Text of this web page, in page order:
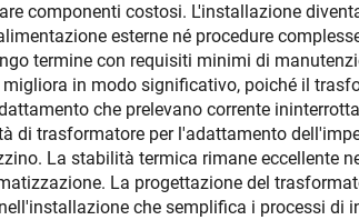
componenti costosi. L'installazione
esterne né procedure
termine con requisiti minimi di
in modo significativo, poiché il
che prelevano corrente
di trasformatore per l'adattamento
La stabilità termica rimane eccellente
La progettazione del
che semplifica i processi di